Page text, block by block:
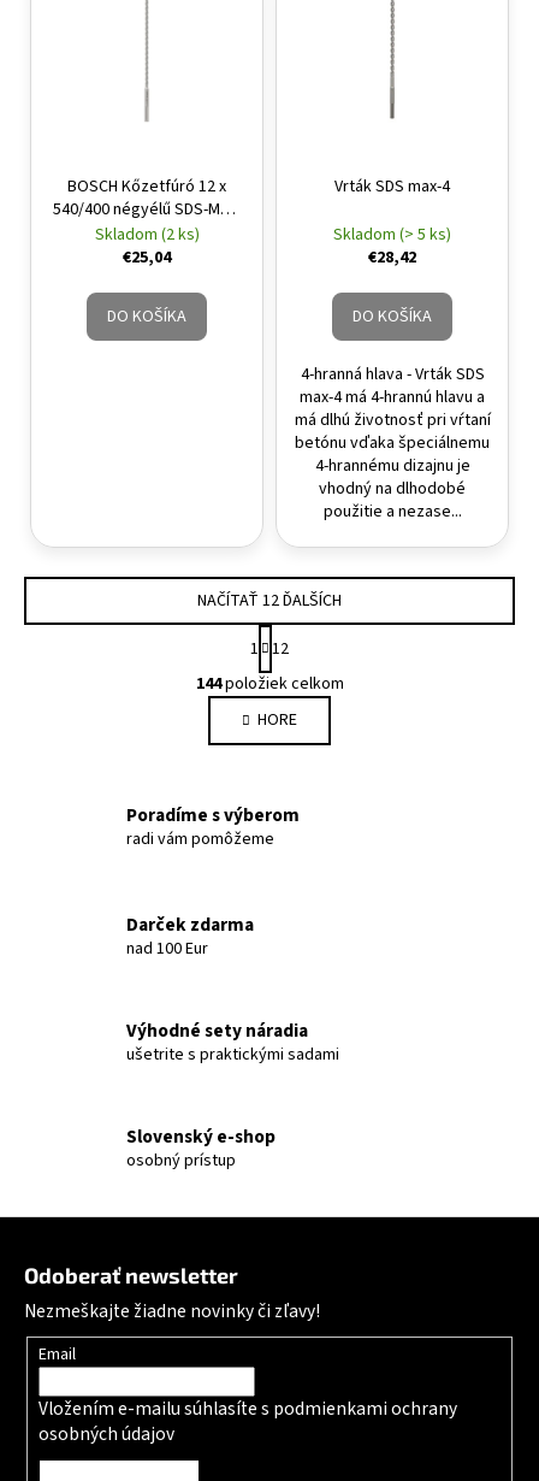
BOSCH Kőzetfúró 12 x
540/400 négyélű SDS-Max-
4
Skladom (2 ks)
€25,04
DO KOŠÍKA
Vrták SDS max-4
Skladom (> 5 ks)
€28,42
DO KOŠÍKA
4-hranná hlava - Vrták SDS
max-4 má 4-hrannú hlavu a
má dlhú životnosť pri vŕtaní
betónu vďaka špeciálnemu
4-hrannému dizajnu je
vhodný na dlhodobé
použitie a nezase...
Ovládacie prvky výpisu
NAČÍTAŤ 12 ĎALŠÍCH
Stránkovanie
1 12
144položiek celkom
HORE
Poradíme s výberom
radi vám pomôžeme
Darček zdarma
nad 100 Eur
Výhodné sety náradia
ušetrite s praktickými sadami
Slovenský e-shop
osobný prístup
Odoberať newsletter
Nezmeškajte žiadne novinky či zľavy!
Email
Vložením e-mailu súhlasíte s podmienkami ochrany
osobných údajov